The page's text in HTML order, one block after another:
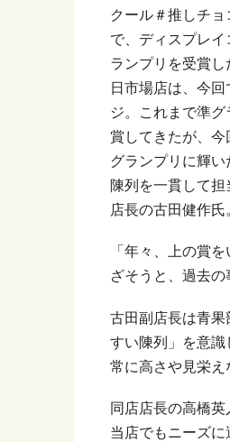
クール＃推しチョ
で、ディスプレ
ランプリを受賞
日市場店は、今
ジ。これまで準
賞してきたが、
グランプリに輝
陳列を一貫して
店長の古田健作氏
「年々、上の賞
ざそうと、過去
古田副店長は青
すい陳列」を意識
常に高さや見栄え
同店店長の高橋
当店でもニーズ